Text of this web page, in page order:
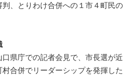
、とりわけ合併への１市４町民の
県庁での記者会見で、市長選が近
合併でリーダーシップを発揮した